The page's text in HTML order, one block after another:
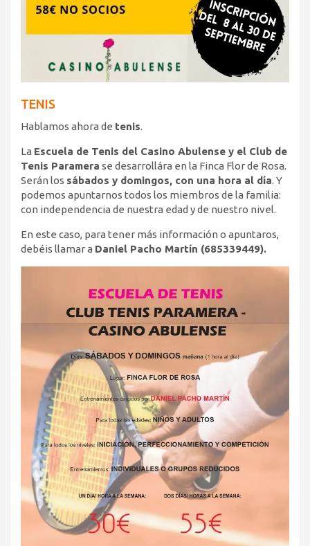
TENIS
Hablamos ahora de tenis.
La Escuela de Tenis del Casino Abulense y el Club de
Tenis Paramera se desarrollára en la Finca Flor de Rosa.
Serán los sábados y domingos, con una hora al día. Y
podemos apuntarnos todos los miembros de la familia:
con independencia de nuestra edad y de nuestro nivel.
En este caso, para tener más información o apuntaros,
debéis llamar a Daniel Pacho Martín (685339449).